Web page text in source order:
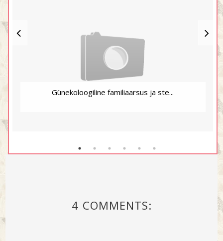
Günekoloogiline familiaarsus ja ste...
4 COMMENTS: